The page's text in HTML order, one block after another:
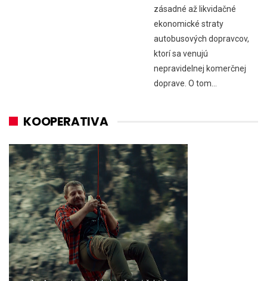
zásadné až likvidačné
ekonomické straty
autobusových dopravcov,
ktorí sa venujú
nepravidelnej komerčnej
doprave. O tom…
KOOPERATIVA